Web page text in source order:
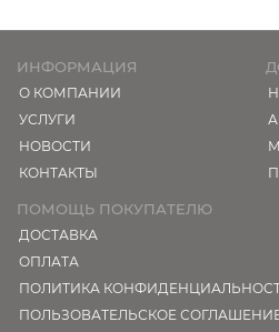
ИНФОРМАЦИЯ
О КОМПАНИИ
УСЛУГИ
НОВОСТИ
КОНТАКТЫ
ПОМОЩЬ ПОКУПАТЕЛЮ
ДОСТАВКА
ОПЛАТА
ПОЛИТИКА
ПОЛЬЗОВАТЕЛЬСКОЕ